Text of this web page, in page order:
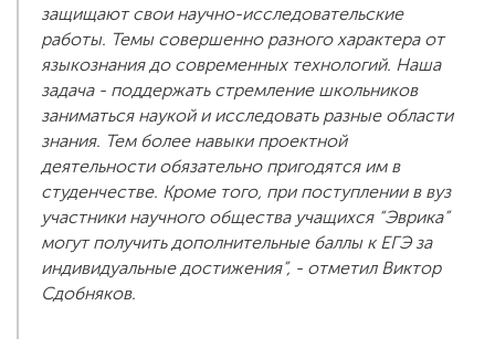
защищают свои научно-исследовательские
работы. Темы совершенно разного характера от
языкознания до современных технологий. Наша
задача - поддержать стремление школьников
заниматься наукой и исследовать разные области
знания. Тем более навыки проектной
деятельности обязательно пригодятся им в
студенчестве. Кроме того, при поступлении в вуз
участники научного общества учащихся “Эврика”
могут получить дополнительные баллы к ЕГЭ за
индивидуальные достижения”, - отметил Виктор
Сдобняков.